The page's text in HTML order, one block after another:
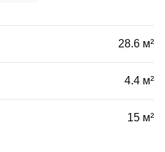
28.6 м²
4.4 м²
15 м²